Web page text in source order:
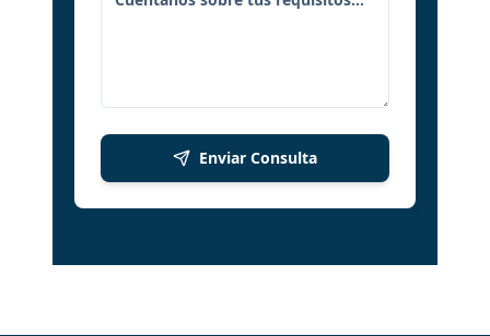
Enviar Consulta